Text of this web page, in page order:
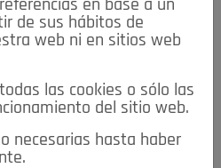
descarga esta
REVISTA
DE INTERÉS
en base a un
de sus hábitos de
web ni en sitios web
las cookies o sólo las
del sitio web.
necesarias hasta haber